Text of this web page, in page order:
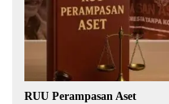
RUU Perampasan Aset